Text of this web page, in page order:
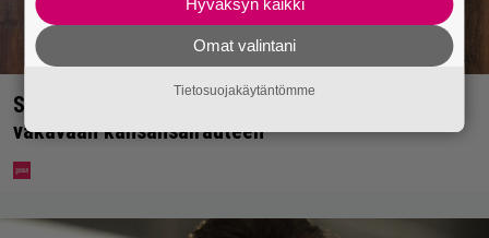
Syötkö perunoita näin? Tutkijat löysivät yhteyden
vakavaan kansansairauteen
Omat valintani
Tietosuojakäytäntömme